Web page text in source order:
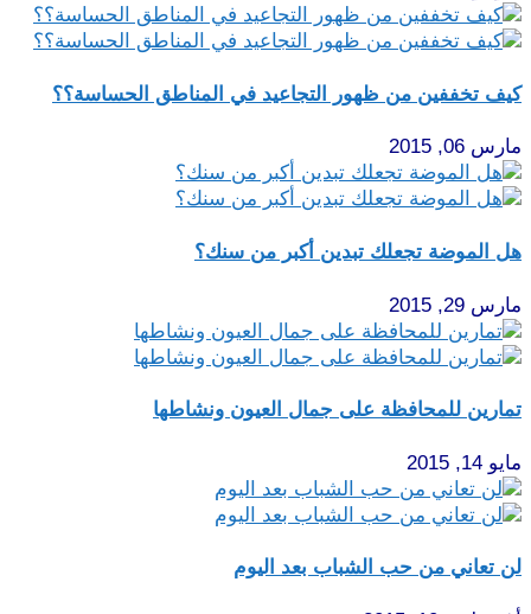
كيف تخففين من ظهور التجاعيد في المناطق الحساسة؟؟
مارس 06, 2015
هل الموضة تجعلك تبدين أكبر من سنك؟
مارس 29, 2015
تمارين للمحافظة على جمال العيون ونشاطها
مايو 14, 2015
لن تعاني من حب الشباب بعد اليوم